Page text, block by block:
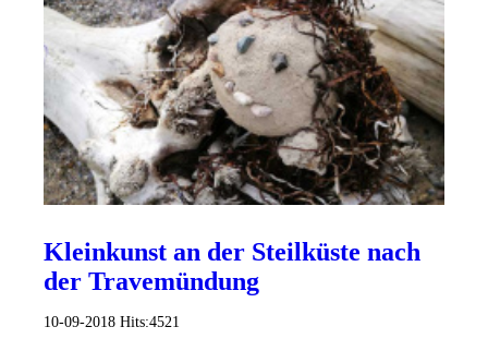
Kleinkunst an der Steilküste nach
der Travemündung
10-09-2018 Hits:4521